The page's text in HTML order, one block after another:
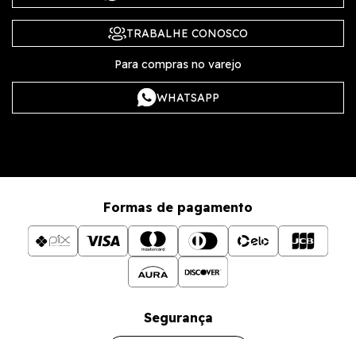
TRABALHE CONOSCO
Para compras no varejo
WHATSAPP
Formas de pagamento
Segurança